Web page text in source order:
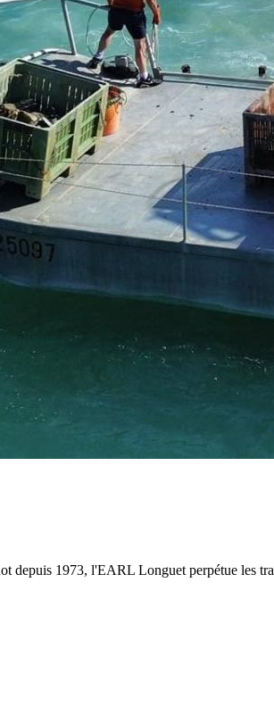
depuis 1973, l'EARL Longuet perpétue les